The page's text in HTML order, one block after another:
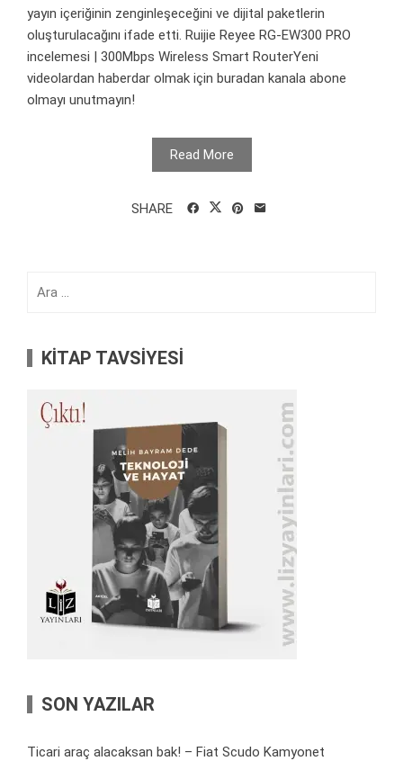
yayın içeriğinin zenginleşeceğini ve dijital paketlerin
oluşturulacağını ifade etti. Ruijie Reyee RG-EW300 PRO
incelemesi | 300Mbps Wireless Smart RouterYeni
videolardan haberdar olmak için buradan kanala abone
olmayı unutmayın!
Read More
SHARE
KİTAP TAVSİYESİ
SON YAZILAR
Ticari araç alacaksan bak! – Fiat Scudo Kamyonet